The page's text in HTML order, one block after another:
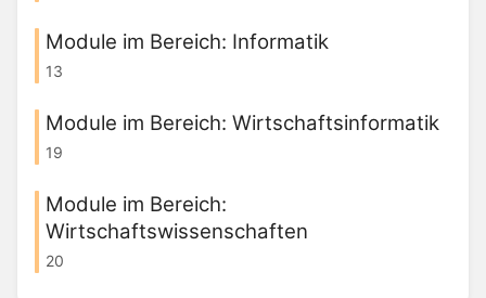
Module im Bereich: Informatik
13
Module im Bereich: Wirtschaftsinformatik
19
Module im Bereich:
Wirtschaftswissenschaften
20